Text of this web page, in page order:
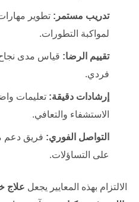
تدريب مستمر: تطوير
لمواكبة التطورات.
تقييم الرضا: قياس مدى
فردي.
إرشادات دقيقة: تعليمات
الاستشفاء والتعافي.
التواصل الفوري: فريق دعم
على التساؤلات.
الالتزام بهذه المعايير يجعل علاج